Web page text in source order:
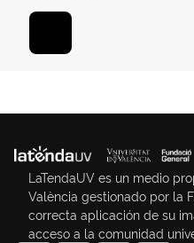
LaTendaUV es un medio
València gestionado por la
correcta aplicación de su
acceso a la comunidad